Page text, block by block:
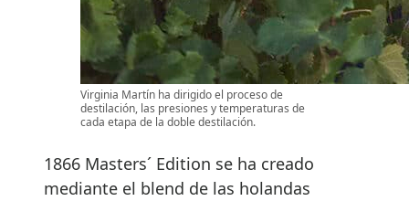
Virginia Martín ha dirigido el proceso de
destilación, las presiones y temperaturas de
cada etapa de la doble destilación.
1866 Masters´ Edition se ha creado
mediante el blend de las holandas